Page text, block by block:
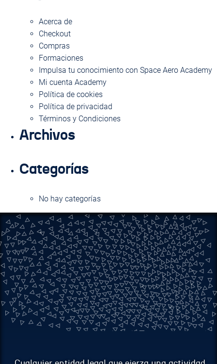
Acerca de
Checkout
Compras
Formaciones
Impulsa tu conocimiento con Space Aero Academy
Mi cuenta Academy
Política de cookies
Política de privacidad
Términos y Condiciones
Archivos
Categorías
No hay categorías
EMAIL
ASUNTO